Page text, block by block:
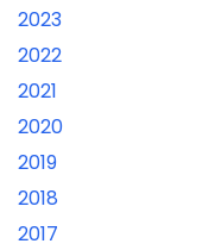
2023
2022
2021
2020
2019
2018
2017